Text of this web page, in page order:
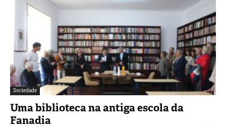
Sociedade
Uma biblioteca na antiga escola da
Fanadia